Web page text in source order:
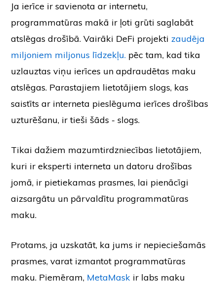
Ja ierīce ir savienota ar internetu,
programmatūras makā ir ļoti grūti saglabāt
atslēgas drošībā. Vairāki DeFi projekti zaudēja
miljoniem miljonus līdzekļu. pēc tam, kad tika
uzlauztas viņu ierīces un apdraudētas maku
atslēgas. Parastajiem lietotājiem slogs, kas
saistīts ar interneta pieslēguma ierīces drošības
uzturēšanu, ir tieši šāds - slogs.
Tikai dažiem mazumtirdzniecības lietotājiem,
kuri ir eksperti interneta un datoru drošības
jomā, ir pietiekamas prasmes, lai pienācīgi
aizsargātu un pārvaldītu programmatūras
maku.
Protams, ja uzskatāt, ka jums ir nepieciešamās
prasmes, varat izmantot programmatūras
maku. Piemēram, MetaMask ir labs maku